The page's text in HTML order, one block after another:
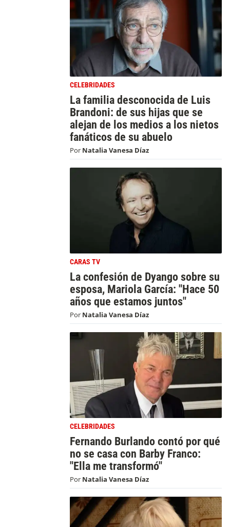
CELEBRIDADES
La familia desconocida de Luis
Brandoni: de sus hijas que se
alejan de los medios a los nietos
fanáticos de su abuelo
Por Natalia Vanesa Díaz
CARAS TV
La confesión de Dyango sobre su
esposa, Mariola García: "Hace 50
años que estamos juntos"
Por Natalia Vanesa Díaz
CELEBRIDADES
Fernando Burlando contó por qué
no se casa con Barby Franco:
"Ella me transformó"
Por Natalia Vanesa Díaz